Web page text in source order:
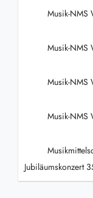
Musik-NMS
Musik-NMS
Musik-NMS
Musik-NMS
Jubiläumskonzert